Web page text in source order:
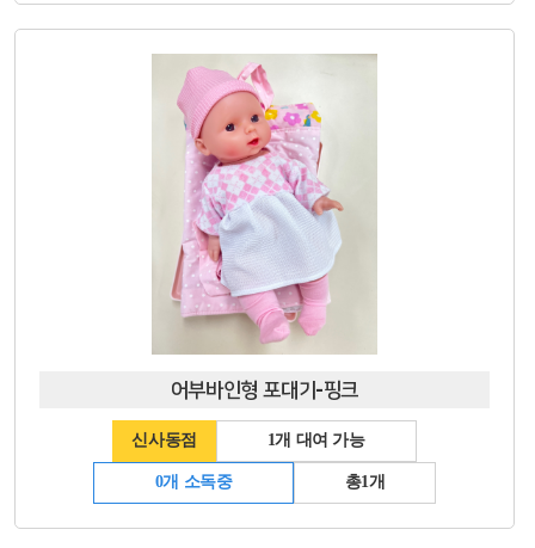
어부바인형 포대기-핑크
신사동점 1개 대여 가능
0개 소독중 총1개